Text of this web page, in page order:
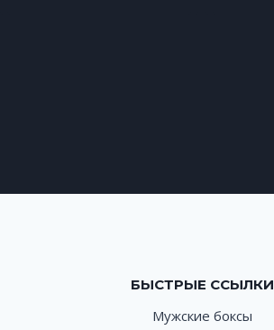
БЫСТРЫЕ ССЫЛКИ
Мужские боксы